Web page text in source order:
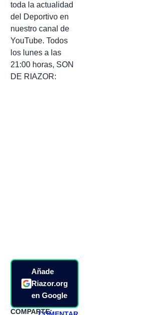
toda la actualidad
del Deportivo en
nuestro canal de
YouTube. Todos
los lunes a las
21:00 horas, SON
DE RIAZOR:
Añade
Riazor.org
en Google
COMPARTE: